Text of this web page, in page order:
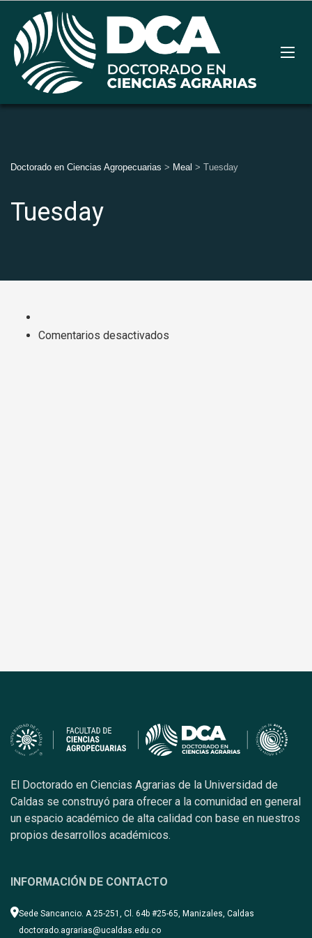
Doctorado en Ciencias Agropecuarias > Meal > Tuesday
Tuesday
Comentarios desactivados
El Doctorado en Ciencias Agrarias de la Universidad de
Caldas se construyó para ofrecer a la comunidad en general
un espacio académico de alta calidad con base en nuestros
propios desarrollos académicos.
INFORMACIÓN DE CONTACTO
Sede Sancancio. A 25-251, Cl. 64b #25-65, Manizales, Caldas
doctorado.agrarias@ucaldas.edu.co